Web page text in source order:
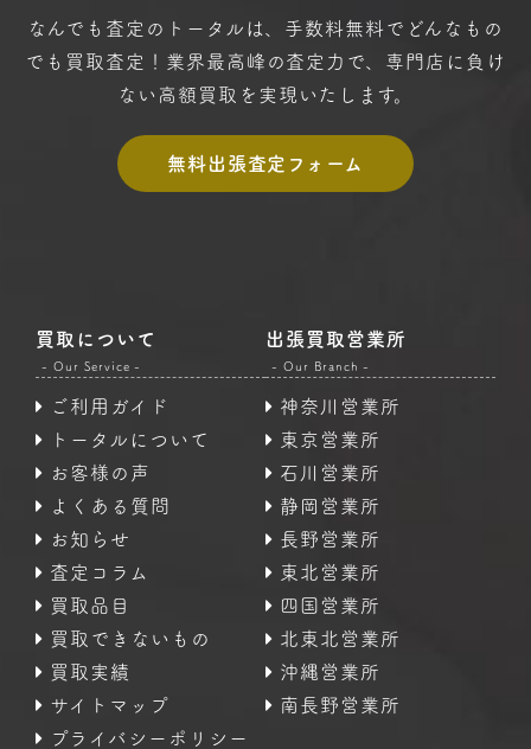
なんでも査定のトータルは、手数料無料で どんなもの
でも買取査定！ 業界最高峰の査定力で、専門店に 負け
ない高額買取を実現いたします。
無料出張査定フォーム
買取について
- Our Service -
ご利用ガイド
トータルについて
お客様の声
よくある質問
お知らせ
査定コラム
買取品目
買取できないもの
買取実績
サイトマップ
プライバシーポリシー
出張買取営業所
- Our Branch -
神奈川営業所
東京営業所
石川営業所
静岡営業所
長野営業所
東北営業所
四国営業所
北東北営業所
沖縄営業所
南長野営業所